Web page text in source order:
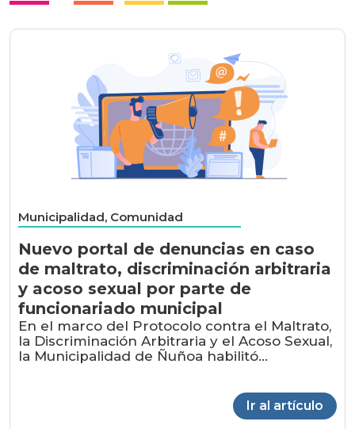
Municipalidad, Comunidad
Nuevo portal de denuncias en caso
de maltrato, discriminación arbitraria
y acoso sexual por parte de
funcionariado municipal
En el marco del Protocolo contra el Maltrato,
la Discriminación Arbitraria y el Acoso Sexual,
la Municipalidad de Ñuñoa habilitó...
Ir al artículo